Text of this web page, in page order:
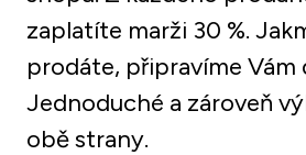
zaplatíte marži 30 %.
prodáte, připravíme Vám
Jednoduché a zároveň
obě strany.